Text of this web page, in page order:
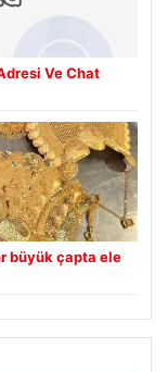
Ve Chat
büyük çapta ele